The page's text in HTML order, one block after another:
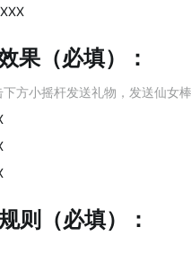
果（必填）：
方小摇杆发送礼物，发送仙女
则（必填）：